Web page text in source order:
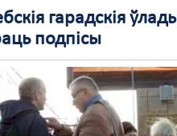
гарадскія
подпісы